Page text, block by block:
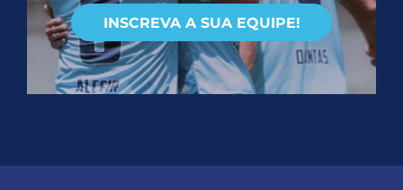
INSCREVA A SUA EQUIPE!